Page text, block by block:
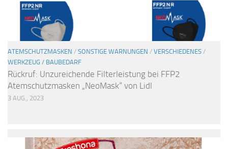
ATEMSCHUTZMASKEN / SONSTIGE WARNUNGEN / VERSCHIEDENES /
WERKZEUG / BAUBEDARF
Rückruf: Unzureichende Filterleistung bei FFP2
Atemschutzmasken „NeoMask“ von Lidl
3 AUG., 2023